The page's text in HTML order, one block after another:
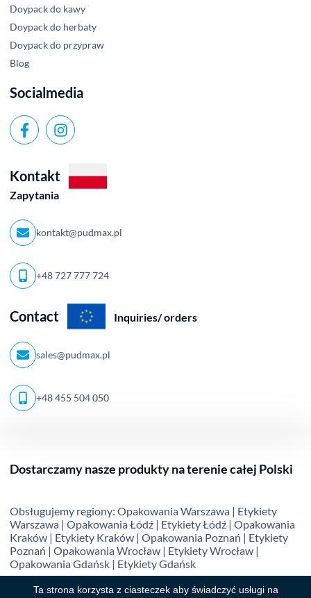
Doypack do kawy
Doypack do herbaty
Doypack do przypraw
Blog
Socialmedia
Kontakt
Zapytania
kontakt@pudmax.pl
+48 727 777 724
Contact Inquiries/ orders
sales@pudmax.pl
+48 455 504 050
Dostarczamy nasze produkty na terenie całej Polski
Obsługujemy regiony: Opakowania Warszawa | Etykiety
Warszawa | Opakowania Łódź | Etykiety Łódź | Opakowania
Kraków | Etykiety Kraków | Opakowania Poznań | Etykiety
Poznań | Opakowania Wrocław | Etykiety Wrocław |
Opakowania Gdańsk | Etykiety Gdańsk
Ta strona korzysta z ciasteczek aby świadczyć usługi na